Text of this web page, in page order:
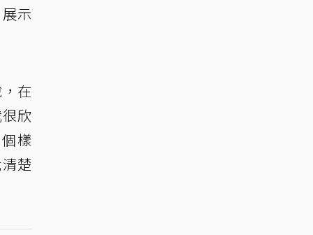
示
在
欣
樣
楚